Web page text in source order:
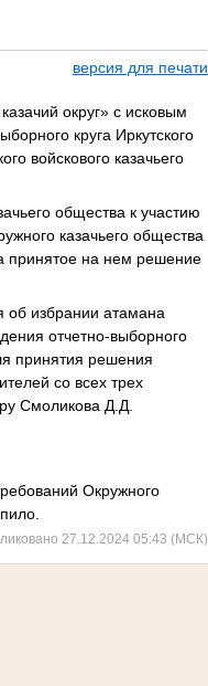
версия для печати
округ» с исковым
круга Иркутского
войскового казачьего
общества к участию
казачьего общества
принятое на нем решение
об избрании атамана
отчетно-выборного
принятия решения
со всех трех
Смоликова Д.Д.
Окружного
27.12.2024 05:43 (МСК)